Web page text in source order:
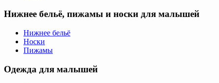
Нижнее бельё, пижамы и носки для малышей
Нижнее бельё
Носки
Пижамы
Одежда для малышей